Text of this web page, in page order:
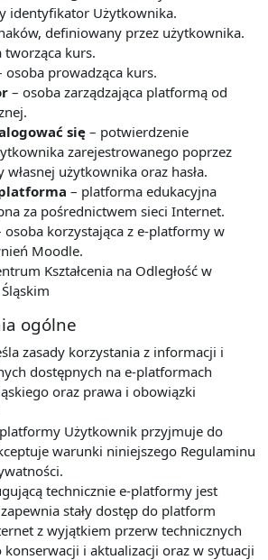
identyfikator Użytkownika.
definiowany przez użytkownika.
tworząca kurs.
osoba prowadząca kurs.
– osoba zarządzająca platformą od
się – potwierdzenie
zarejestrowanego poprzez
własnej użytkownika oraz hasła.
– platforma edukacyjna
za pośrednictwem sieci Internet.
osoba korzystająca z e-platformy w
Moodle.
Kształcenia na Odległość w
ogólne
zasady korzystania z informacji i
dostępnych na e-platformach
oraz prawa i obowiązki
Użytkownik przyjmuje do
warunki niniejszego Regulaminu
technicznie e-platformy jest
stały dostęp do platform
z wyjątkiem przerw technicznych
konserwacji i aktualizacji oraz w sytuacji